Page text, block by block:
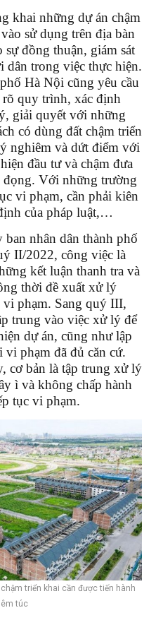
khai những dự án chậm
sử dụng trên địa bàn
đồng thuận, giám sát
dân trong việc thực hiện.
Hà Nội cũng yêu cầu
quy trình, xác định
giải quyết với những
có dùng đất chậm triển
nghiêm và dứt điểm với
đầu tư và chậm đưa
đọng. Với những trường
vi phạm, cần phải kiên
của pháp luật,…
nhân dân thành phố
II/2022, công việc là
kết luận thanh tra và
thời đề xuất xử lý
phạm. Sang quý III,
trung vào việc xử lý để
dự án, cũng như lập
phạm đã đủ căn cứ.
cơ bản là tập trung xử lý
ì và không chấp hành
tục vi phạm.
triển khai cần được tiến hành
túc